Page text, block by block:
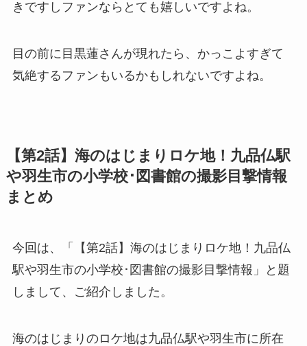
きですしファンならとても嬉しいですよね。
目の前に目黒蓮さんが現れたら、かっこよすぎて
気絶するファンもいるかもしれないですよね。
【第2話】海のはじまりロケ地！九品仏駅
や羽生市の小学校･図書館の撮影目撃情報
まとめ
今回は、「【第2話】海のはじまりロケ地！九品仏
駅や羽生市の小学校･図書館の撮影目撃情報」と題
しまして、ご紹介しました。
海のはじまりのロケ地は九品仏駅や羽生市に所在